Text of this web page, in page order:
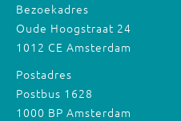
Bezoekadres
Oude Hoogstraat 24
1012 CE Amsterdam
Postadres
Postbus 1628
1000 BP Amsterdam